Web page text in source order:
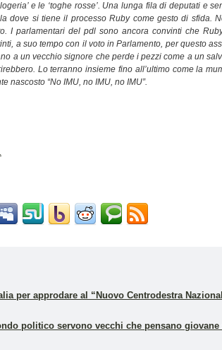
e le ‘toghe rosse’. Una lunga fila di deputati e
dove si tiene il processo Ruby come gesto di sfida.
I parlamentari del pdl sono ancora convinti che
a suo tempo con il voto in Parlamento, per questo
a un vecchio signore che perde i pezzi come a un
Lo terranno insieme fino all’ultimo come la
nascosto “No IMU, no IMU, no IMU”.
per approdare al “Nuovo Centrodestra
politico servono vecchi che pensano giovane